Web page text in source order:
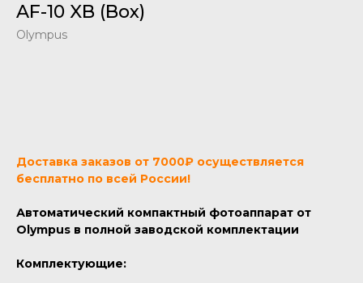
AF-10 XB (Box)
Olympus
Доставка заказов от 7000₽ осуществляется
бесплатно по всей России!
Автоматический компактный фотоаппарат от
Olympus в полной заводской комплектации
Комплектующие: